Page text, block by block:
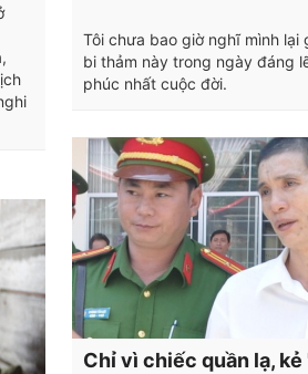
Tôi chưa bao giờ nghĩ mình lại
bi thảm này trong ngày đáng
phúc nhất cuộc đời.
Chỉ vì chiếc quần lạ,